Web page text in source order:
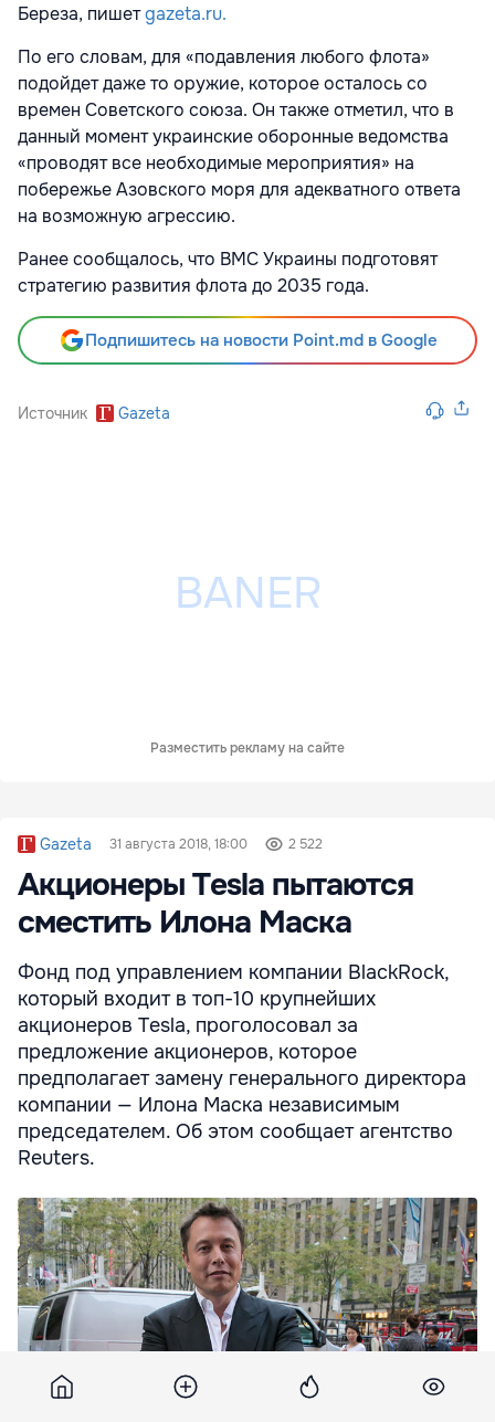
Береза, пишетgazeta.ru.
По его словам, для «подавления любого флота»
подойдет даже то оружие, которое осталось со
времен Советского союза. Он также отметил, что в
данный момент украинские оборонные ведомства
«проводят все необходимые мероприятия» на
побережье Азовского моря для адекватного ответа
на возможную агрессию.
Ранее сообщалось, что ВМС Украины подготовят
стратегию развития флота до 2035 года.
Подпишитесь на новости Point.md в Google
Источник Gazeta
Разместить рекламу на сайте
Gazeta 31 августа 2018, 18:00 2 522
Акционеры Tesla пытаются
сместить Илона Маска
Фонд под управлением компании BlackRock,
который входит в топ-10 крупнейших
акционеров Tesla, проголосовал за
предложение акционеров, которое
предполагает замену генерального директора
компании — Илона Маска независимым
председателем. Об этом сообщает агентство
Reuters.